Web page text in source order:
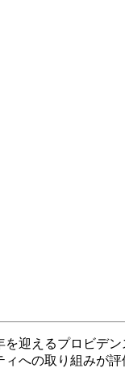
迎えるプロビデ
への取り組みが